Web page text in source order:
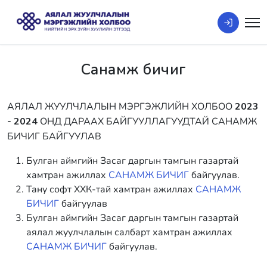
Санамж бичиг
АЯЛАЛ ЖУУЛЧЛАЛЫН МЭРГЭЖЛИЙН ХОЛБОО2023
- 2024 ОНД ДАРААХ БАЙГУУЛЛАГУУДТАЙ САНАМЖ
БИЧИГ БАЙГУУЛАВ
Булган аймгийн Засаг даргын тамгын газартай
хамтран ажиллах САНАМЖ БИЧИГбайгуулав.
Тану софт ХХК-тай хамтран ажиллах САНАМЖ
БИЧИГбайгуулав
Булган аймгийн Засаг даргын тамгын газартай
аялал жуулчлалын салбарт хамтран ажиллах
САНАМЖ БИЧИГбайгуулав.